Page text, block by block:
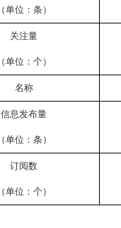
（单位：条）
关注量
（单位：个）
名称
信息发布量
（单位：条）
订阅数
（单位：个）